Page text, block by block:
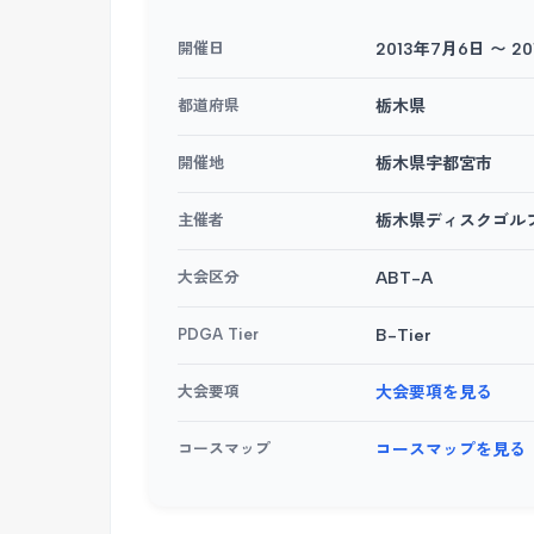
開催日 2013年7月6日 〜
都道府県 栃木県
開催地 栃木県宇都宮市
主催者 栃木県ディスクゴル
大会区分 ABT-A
PDGA Tier B-Tier
大会要項 大会要項を見る
コースマップ コースマップを見る